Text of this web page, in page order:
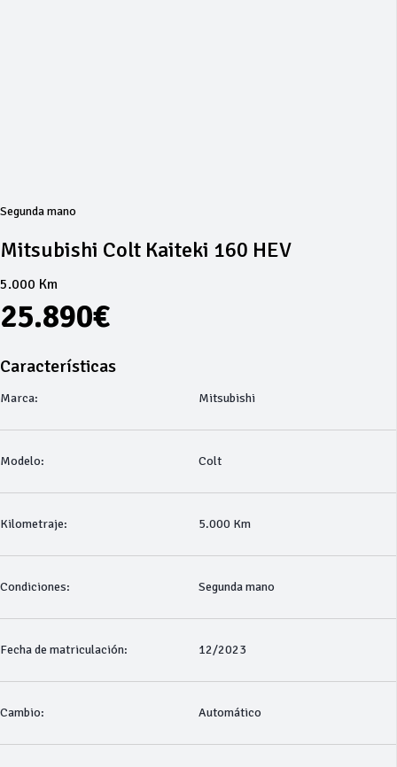
Segunda mano
Mitsubishi Colt Kaiteki 160 HEV
5.000 Km
25.890€
Características
Marca: Mitsubishi
Modelo: Colt
Kilometraje: 5.000 Km
Condiciones: Segunda mano
Fecha de matriculación: 12/2023
Cambio: Automático